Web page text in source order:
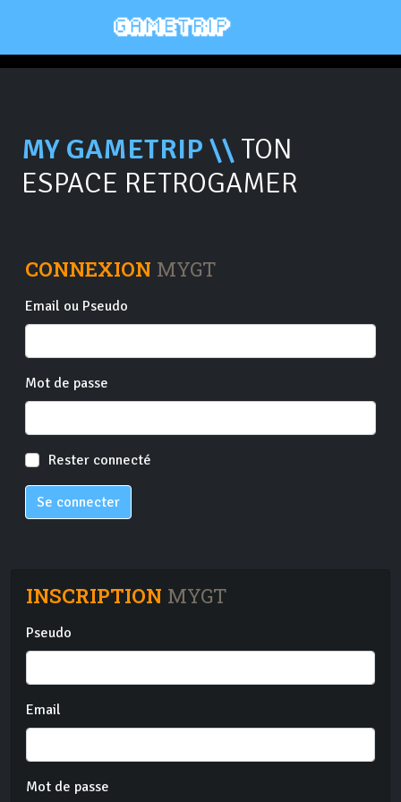
MY GAMETRIP \\ TON
ESPACE RETROGAMER
CONNEXION MYGT
Email ou Pseudo
Mot de passe
Rester connecté
Se connecter
INSCRIPTION MYGT
Pseudo
Email
Mot de passe